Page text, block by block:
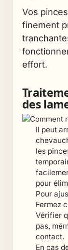
Vos
finement
effort.
des
Il peut
les
pour
Pour
Fermez
Vérifier
pas,
contact.
En cas